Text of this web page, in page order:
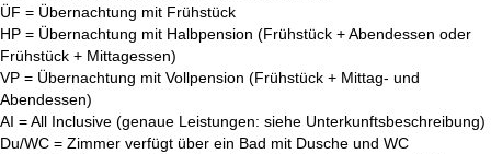
ÜF = Übernachtung mit Frühstück
HP = Übernachtung mit Halbpension (Frühstück + Abendessen oder
Frühstück + Mittagessen)
VP = Übernachtung mit Vollpension (Frühstück + Mittag- und
Abendessen)
AI = All Inclusive (genaue Leistungen: siehe Unterkunftsbeschreibung)
Du/WC = Zimmer verfügt über ein Bad mit Dusche und WC